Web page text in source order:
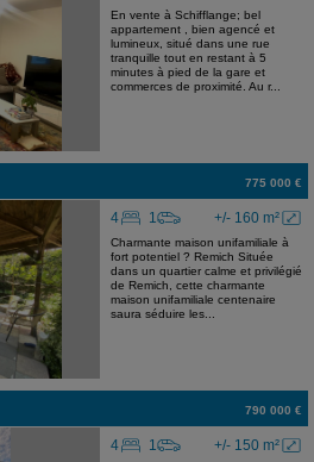
En vente à Schifflange; bel
appartement , bien agencé et
lumineux, situé dans une rue
tranquille tout en restant à 5
minutes à pied de la gare et
commerces de proximité. Au r...
775 000 €
+/- 160 m²
4 1
Charmante maison unifamiliale à
fort potentiel ? Remich Située
dans un quartier calme et privilégié
de Remich, cette charmante
maison unifamiliale centenaire
saura séduire les...
790 000 €
+/- 150 m²
4 1